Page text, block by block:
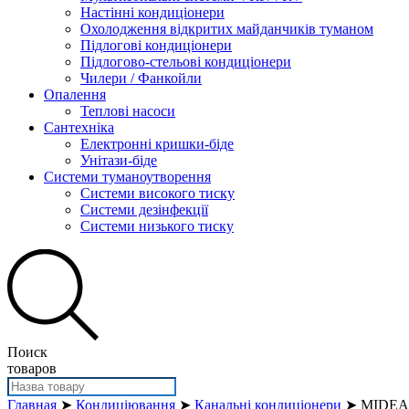
Настінні кондиціонери
Охолодження відкритих майданчиків туманом
Підлогові кондиціонери
Підлогово-стельові кондиціонери
Чилери / Фанкойли
Опалення
Теплові насоси
Сантехніка
Електронні кришки-біде
Унітази-біде
Системи туманоутворення
Системи високого тиску
Системи дезінфекції
Системи низького тиску
Поиск
товаров
Главная ➤ Кондиціювання ➤ Канальні кондиціонери ➤ MIDEA